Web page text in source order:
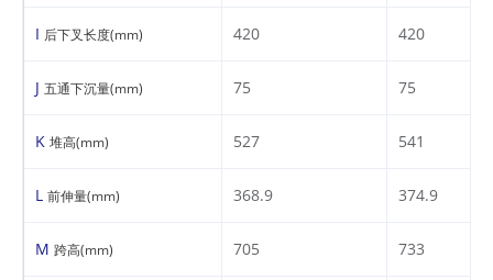
I 后下叉长度(mm) 420 420
J 五通下沉量(mm) 75 75
K 堆高(mm) 527 541
L 前伸量(mm) 368.9 374.9
M 跨高(mm) 705 733